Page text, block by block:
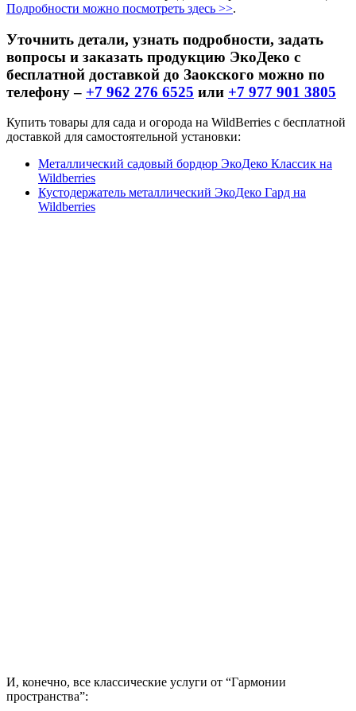
Подробности можно посмотреть здесь >>.
Уточнить детали, узнать подробности, задать
вопросы и заказать продукцию ЭкоДеко с
бесплатной доставкой до Заокского можно по
телефону – +7 962 276 6525 или +7 977 901 3805
Купить товары для сада и огорода на WildBerries с бесплатной
доставкой для самостоятельной установки:
Металлический садовый бордюр ЭкоДеко Классик на
Wildberries
Кустодержатель металлический ЭкоДеко Гард на
Wildberries
И, конечно, все классические услуги от “Гармонии
пространства”: